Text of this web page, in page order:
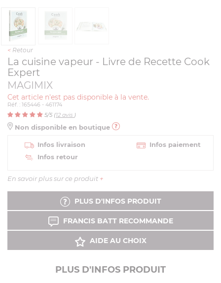
< Retour
La cuisine vapeur - Livre de Recette Cook
Expert
MAGIMIX
Cet article n'est pas disponible à la vente.
Réf. : 165446 - 461174
5/5 (12 avis )
Non disponible en boutique
Infos livraison
Infos paiement
Infos retour
En savoir plus sur ce produit +
PLUS D'INFOS PRODUIT
FRANCIS BATT RECOMMANDE
AIDE AU CHOIX
PLUS D'INFOS PRODUIT